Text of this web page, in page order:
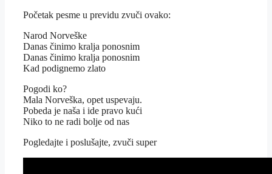
Početak pesme u previdu zvuči ovako:
Narod Norveške
Danas činimo kralja ponosnim
Danas činimo kralja ponosnim
Kad podignemo zlato
Pogodi ko?
Mala Norveška, opet uspevaju.
Pobeda je naša i ide pravo kući
Niko to ne radi bolje od nas
Pogledajte i poslušajte, zvuči super